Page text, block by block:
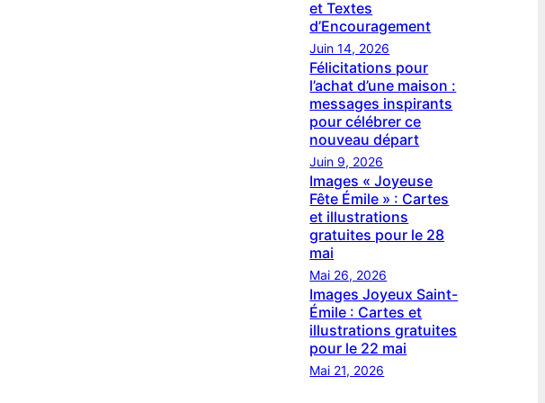
et Textes
d’Encouragement
Juin 14, 2026
Félicitations pour
l’achat d’une maison :
messages inspirants
pour célébrer ce
nouveau départ
Juin 9, 2026
Images « Joyeuse
Fête Émile » : Cartes
et illustrations
gratuites pour le 28
mai
Mai 26, 2026
Images Joyeux Saint-
Émile : Cartes et
illustrations gratuites
pour le 22 mai
Mai 21, 2026